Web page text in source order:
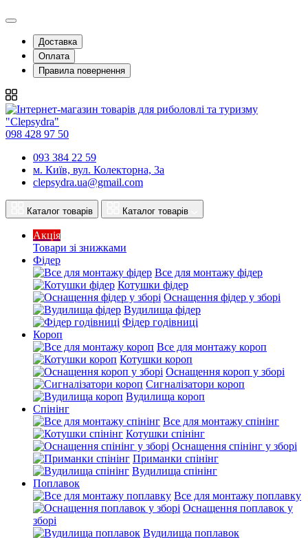
Доставка
Оплата
Правила повернення
098 428 97 50
093 384 22 59
м. Київ, вул. Колекторна, 3а
clepsydra.ua@gmail.com
Каталог товарів Каталог товарів
Акція
Товари зі знижками
Фідер
Все для монтажу фідер
Котушки фідер
Оснащення фідер у зборі
Вудилища фідер
Фідер годівниці
Короп
Все для монтажу короп
Котушки короп
Оснащення короп у зборі
Сигналізатори короп
Вудилища короп
Спінінг
Все для монтажу спінінг
Котушки спінінг
Оснащення спінінг у зборі
Приманки спінінг
Вудилища спінінг
Поплавок
Все для монтажу поплавку
Оснащення поплавок у
зборі
Вудилища поплавок